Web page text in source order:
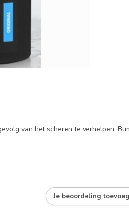
van het scheren te verhelpen.
Je beoordeling